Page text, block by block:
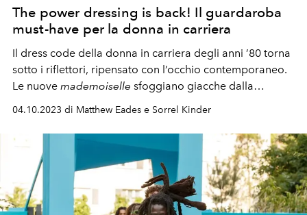
The power dressing is back! Il guardaroba
must-have per la donna in carriera
Il dress code della donna in carriera degli anni ’80 torna
sotto i riflettori, ripensato con l’occhio contemporaneo.
Le nuove mademoiselle sfoggiano giacche dalla
costruzione bold e suit perfetti. Nella cornice londinese
le ultime tendenze moda formalwear, tra vestiti, giacche,
borse e scarpe perfette per la donna in carriera...
04.10.2023 di Matthew Eades e Sorrel Kinder